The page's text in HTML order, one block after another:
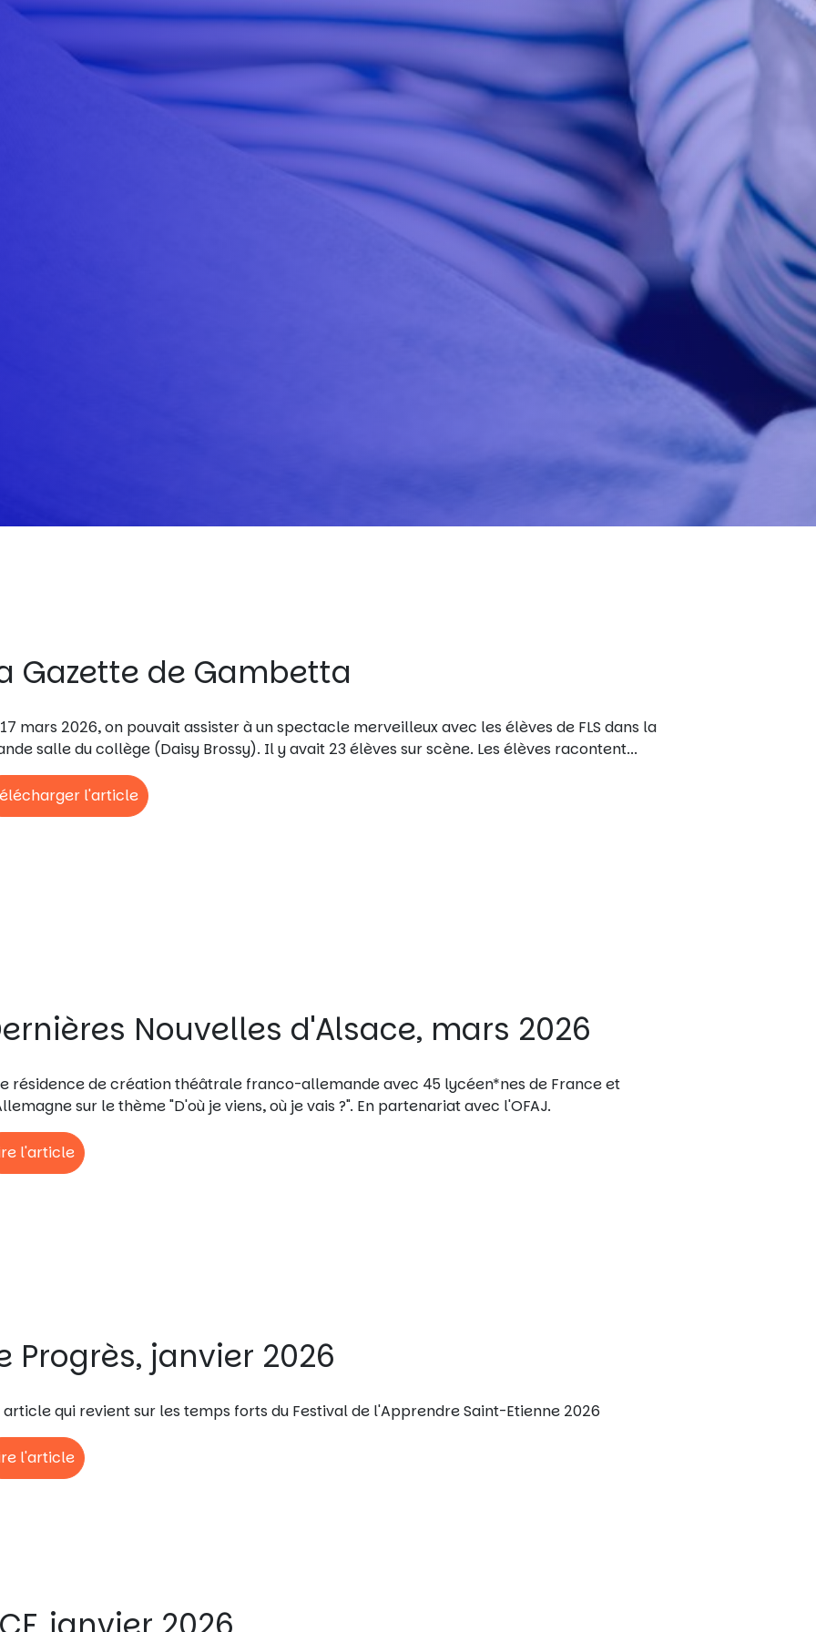
Gazette de Gambetta
mars 2026, on pouvait assister à un spectacle merveilleux avec les élèves de FLS dans la
salle du collège (Daisy Brossy). Il y avait 23 élèves sur scène. Les élèves racontent...
l'article
Nouvelles d'Alsace, mars 2026
résidence de création théâtrale franco-allemande avec 45 lycéen*nes de France et
sur le thème "D'où je viens, où je vais ?". En partenariat avec l'OFAJ.
l'article
Progrès, janvier 2026
article qui revient sur les temps forts du Festival de l'Apprendre Saint-Etienne 2026
l'article